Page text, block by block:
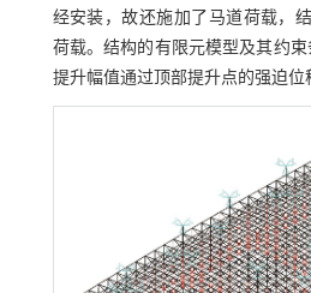
经安装，故还施加了马道荷载，
荷载。结构的有限元模型及其约束
提升幅值通过顶部提升点的强迫位